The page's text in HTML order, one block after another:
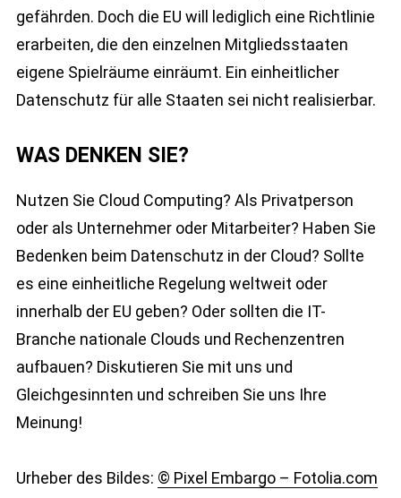
gefährden. Doch die EU will lediglich eine Richtlinie
erarbeiten, die den einzelnen Mitgliedsstaaten
eigene Spielräume einräumt. Ein einheitlicher
Datenschutz für alle Staaten sei nicht realisierbar.
WAS DENKEN SIE?
Nutzen Sie Cloud Computing? Als Privatperson
oder als Unternehmer oder Mitarbeiter? Haben Sie
Bedenken beim Datenschutz in der Cloud? Sollte
es eine einheitliche Regelung weltweit oder
innerhalb der EU geben? Oder sollten die IT-
Branche nationale Clouds und Rechenzentren
aufbauen? Diskutieren Sie mit uns und
Gleichgesinnten und schreiben Sie uns Ihre
Meinung!
Urheber des Bildes: © Pixel Embargo – Fotolia.com